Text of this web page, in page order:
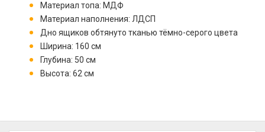
Материал топа: МДФ
Материал наполнения: ЛДСП
Дно ящиков обтянуто тканью тёмно-серого цвета
Ширина: 160 см
Глубина: 50 см
Высота: 62 см